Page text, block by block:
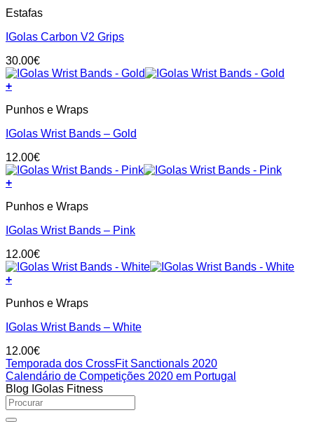
chosen
on
the
product
page
product
multiple
The
options
may
chosen
on
the
product
page
Estafas
IGolas Carbon V2 Grips
30.00€
+
Punhos e Wraps
IGolas Wrist Bands – Gold
12.00€
+
Punhos e Wraps
IGolas Wrist Bands – Pink
12.00€
+
Punhos e Wraps
IGolas Wrist Bands – White
12.00€
Temporada dos CrossFit Sanctionals 2020
Calendário de Competições 2020 em Portugal
Blog IGolas Fitness